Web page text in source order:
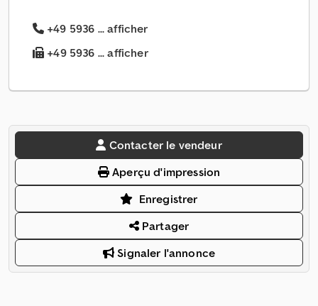
+49 5936 ... afficher
+49 5936 ... afficher
Contacter le vendeur
Aperçu d'impression
Enregistrer
Partager
Signaler l'annonce